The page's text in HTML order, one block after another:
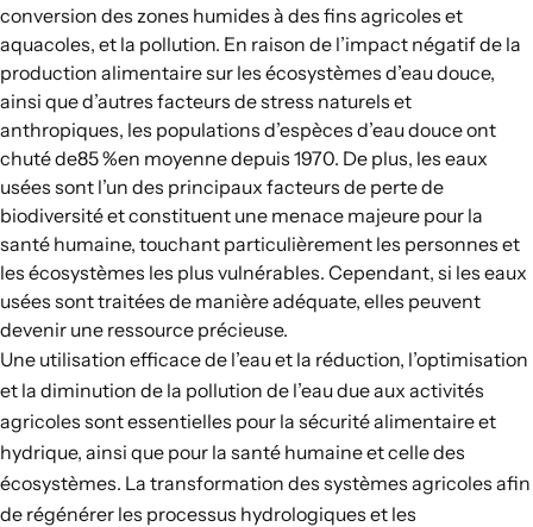
conversion des zones humides à des fins agricoles et
aquacoles, et la pollution. En raison de l’impact négatif de la
production alimentaire sur les écosystèmes d’eau douce,
ainsi que d’autres facteurs de stress naturels et
anthropiques, les populations d’espèces d’eau douce ont
chuté de85 %en moyenne depuis 1970. De plus, les eaux
usées sont l’un des principaux facteurs de perte de
biodiversité et constituent une menace majeure pour la
santé humaine, touchant particulièrement les personnes et
les écosystèmes les plus vulnérables. Cependant, si les eaux
usées sont traitées de manière adéquate, elles peuvent
devenir une ressource précieuse.
Une utilisation efficace de l’eau et la réduction, l’optimisation
et la diminution de la pollution de l’eau due aux activités
agricoles sont essentielles pour la sécurité alimentaire et
hydrique, ainsi que pour la santé humaine et celle des
écosystèmes. La transformation des systèmes agricoles afin
de régénérer les processus hydrologiques et les